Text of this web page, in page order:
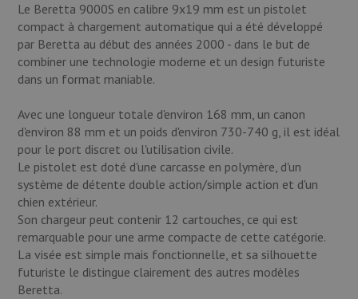
Le Beretta 9000S en calibre 9x19 mm est un pistolet
compact à chargement automatique qui a été développé
par Beretta au début des années 2000 - dans le but de
combiner une technologie moderne et un design futuriste
dans un format maniable.
Avec une longueur totale d'environ 168 mm, un canon
d'environ 88 mm et un poids d'environ 730-740 g, il est idéal
pour le port discret ou l'utilisation civile.
Le pistolet est doté d'une carcasse en polymère, d'un
système de détente double action/simple action et d'un
chien extérieur.
Son chargeur peut contenir 12 cartouches, ce qui est
remarquable pour une arme compacte de cette catégorie.
La visée est simple mais fonctionnelle, et sa silhouette
futuriste le distingue clairement des autres modèles
Beretta.